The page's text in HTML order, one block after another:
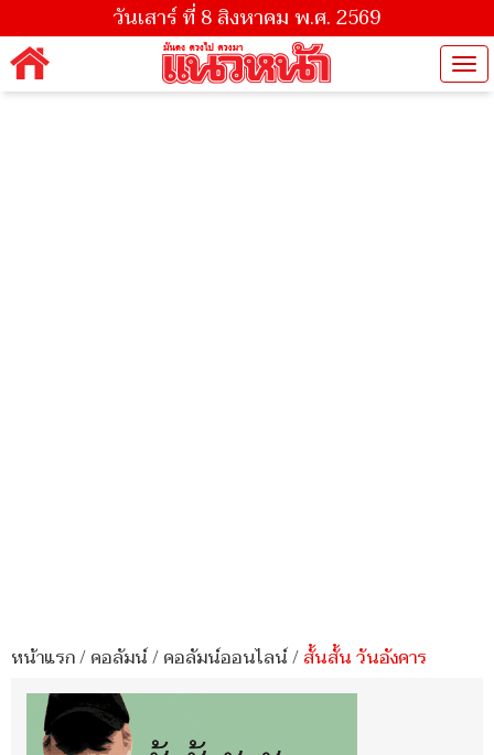
วันเสาร์ ที่ 8 สิงหาคม พ.ศ. 2569
หน้าแรก/คอลัมน์/คอลัมน์ออนไลน์/สั้นสั้น วันอังคาร